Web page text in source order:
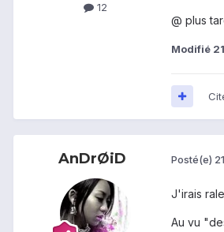
12
@ plus
Modifié
AnDrØiD Posté(e)
J'irais
Au vu